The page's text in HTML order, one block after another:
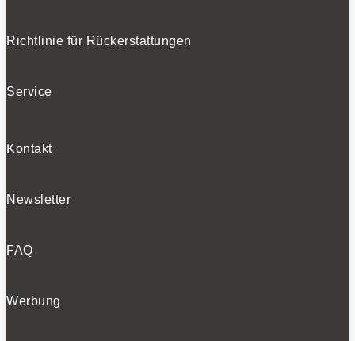
Richtlinie für Rückerstattungen
Service
Kontakt
Newsletter
FAQ
Werbung